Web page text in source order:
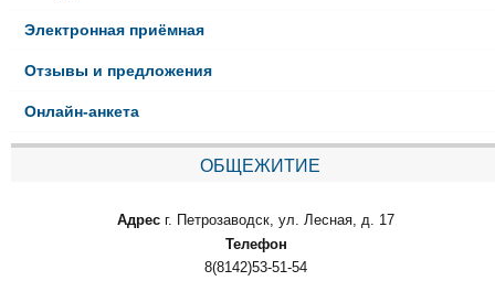
Электронная приёмная
Отзывы и предложения
Онлайн-анкета
ОБЩЕЖИТИЕ
Адрес г. Петрозаводск, ул. Лесная, д. 17
Телефон
8(8142)53-51-54